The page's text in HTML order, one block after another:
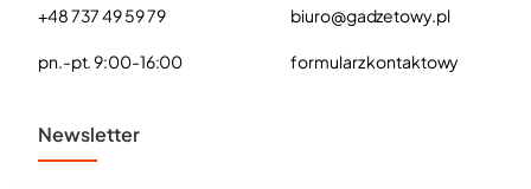
+48 737 49 59 79
pn.-pt. 9:00-16:00
biuro@gadzetowy.pl
formularz kontaktowy
Newsletter